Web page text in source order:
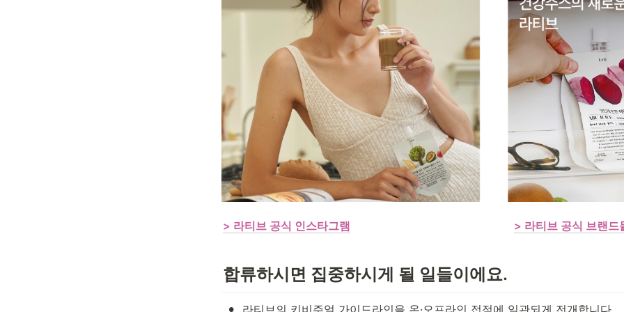
> 라티브 공식 인스타그램 > 라티브 공식 브랜드
합류하시면 집중하시게 될 일들이에요.
라티브의 키비주얼 가이드라인을 온·오프라인 접점에 일관되게 전개합니다.